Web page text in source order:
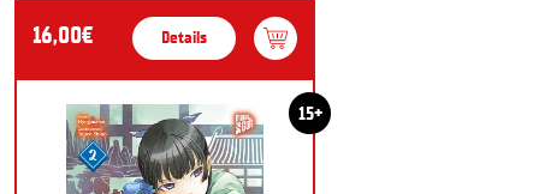
16,00€ Details
15+